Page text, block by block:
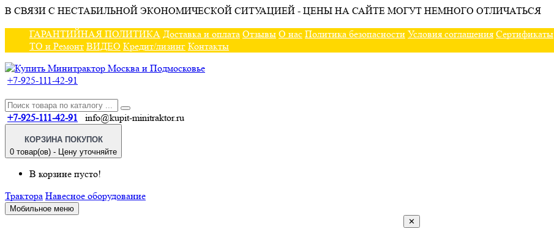
В СВЯЗИ С НЕСТАБИЛЬНОЙ ЭКОНОМИЧЕСКОЙ СИТУАЦИЕЙ - ЦЕНЫ НА САЙТЕ МОГУТ НЕМНОГО ОТЛИЧАТЬСЯ
ГАРАНТИЙНАЯ ПОЛИТИКА Доставка и оплата Отзывы О нас Политика безопасности Условия соглашения Сертификаты
ТО и Ремонт ВИДЕО Кредит/лизинг Контакты
+7-925-111-42-91
+7-925-111-42-91 info@kupit-minitraktor.ru
КОРЗИНА ПОКУПОК
0 товар(ов) - Цену уточняйте
В корзине пусто!
Трактора Навесное оборудование
Мобильное меню
✕